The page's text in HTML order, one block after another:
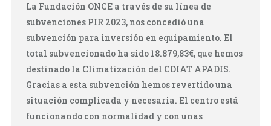
La Fundación ONCE a través de su línea de
subvenciones PIR 2023, nos concedió una
subvención para inversión en equipamiento. El
total subvencionado ha sido 18.879,83€, que hemos
destinado la Climatización del CDIAT APADIS.
Gracias a esta subvención hemos revertido una
situación complicada y necesaria. El centro está
funcionando con normalidad y con unas